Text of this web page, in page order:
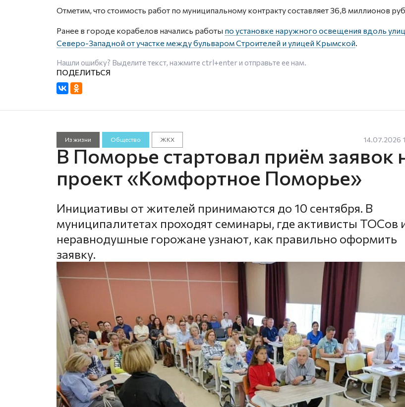
Отметим, что стоимость работ по муниципальному контракту составляет 36,8 миллионов
Ранее в городе корабелов начались работы по установке наружного освещения вдоль
Северо-Западной от участке между бульваром Строителей и улицей Крымской.
Нашли ошибку? Выделите текст, нажмите ctrl+enterи отправьте ее нам.
Из жизни Общество ЖКХ 14.07.2026
В Поморье стартовал приём заявок
проект «Комфортное Поморье»
Инициативы от жителей принимаются до 10 сентября. В
муниципалитетах проходят семинары, где активисты ТОСов
неравнодушные горожане узнают, как правильно оформить
заявку.